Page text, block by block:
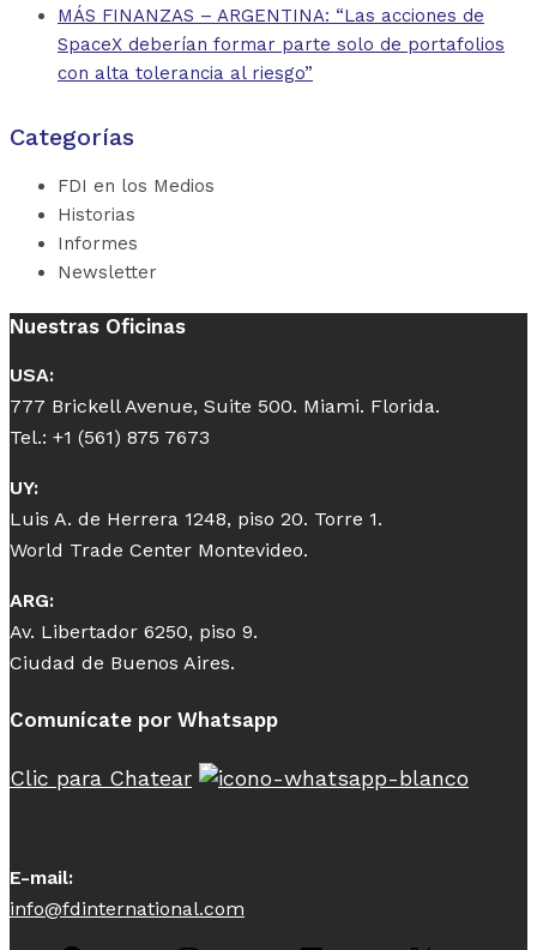
MÁS FINANZAS – ARGENTINA: “Las acciones de
SpaceX deberían formar parte solo de portafolios
con alta tolerancia al riesgo”
Categorías
FDI en los Medios
Historias
Informes
Newsletter
Nuestras Oficinas
USA:
777 Brickell Avenue, Suite 500. Miami. Florida.
Tel.: +1 (561) 875 7673
UY:
Luis A. de Herrera 1248, piso 20. Torre 1.
World Trade Center Montevideo.
ARG:
Av. Libertador 6250, piso 9.
Ciudad de Buenos Aires.
Comunícate por Whatsapp
Clic para Chatear
E-mail:
info@fdinternational.com